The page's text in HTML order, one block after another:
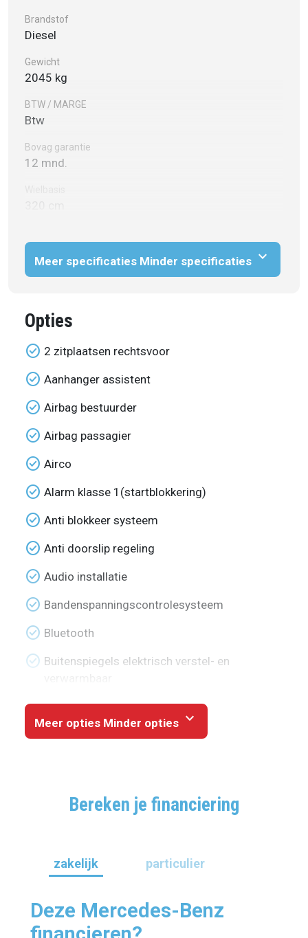
Brandstof
Diesel
Gewicht
2045 kg
BTW / MARGE
Btw
Bovag garantie
12 mnd.
Meer specificaties Minder specificaties expand_more
Opties
check_circle 2 zitplaatsen rechtsvoor
check_circle Aanhanger assistent
check_circle Airbag bestuurder
check_circle Airbag passagier
check_circle Airco
check_circle Alarm klasse 1(startblokkering)
check_circle Anti blokkeer systeem
check_circle Anti doorslip regeling
check_circle Audio installatie
check_circle Bandenspanningscontrolesysteem
check_circle Bluetooth
check_circle Buitenspiegels elektrisch verstel- en
Meer opties Minder opties expand_more
Bereken je financiering
zakelijk particulier
Deze Mercedes-Benz